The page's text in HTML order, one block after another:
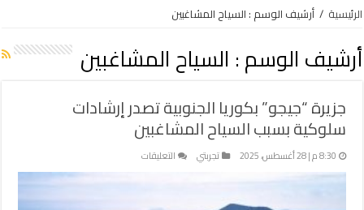
الرئيسية / أرشيف الوسم : السياح المشاغبين
أرشيف الوسم : السياح المشاغبين
جزيرة “جيجو” بكوريا الجنوبية تصدر إرشادات
سلوكية بسبب السياح المشاغبين
8:30 م | 28 أغسطس، 2025 تجربتي التعليقات